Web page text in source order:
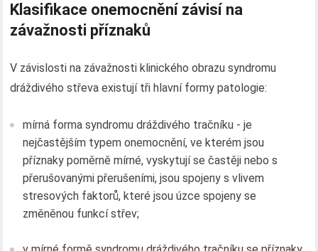
Klasifikace onemocnění závisí na
závažnosti příznaků
V závislosti na závažnosti klinického obrazu syndromu
dráždivého střeva existují tři hlavní formy patologie:
mírná forma syndromu dráždivého tračníku - je
nejčastějším typem onemocnění, ve kterém jsou
příznaky poměrně mírné, vyskytují se častěji nebo s
přerušovanými přerušeními, jsou spojeny s vlivem
stresových faktorů, které jsou úzce spojeny se
změněnou funkcí střev;